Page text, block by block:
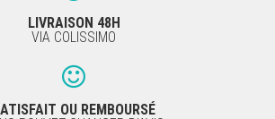
LIVRAISON 48H
VIA COLISSIMO
OU REMBOURSÉ